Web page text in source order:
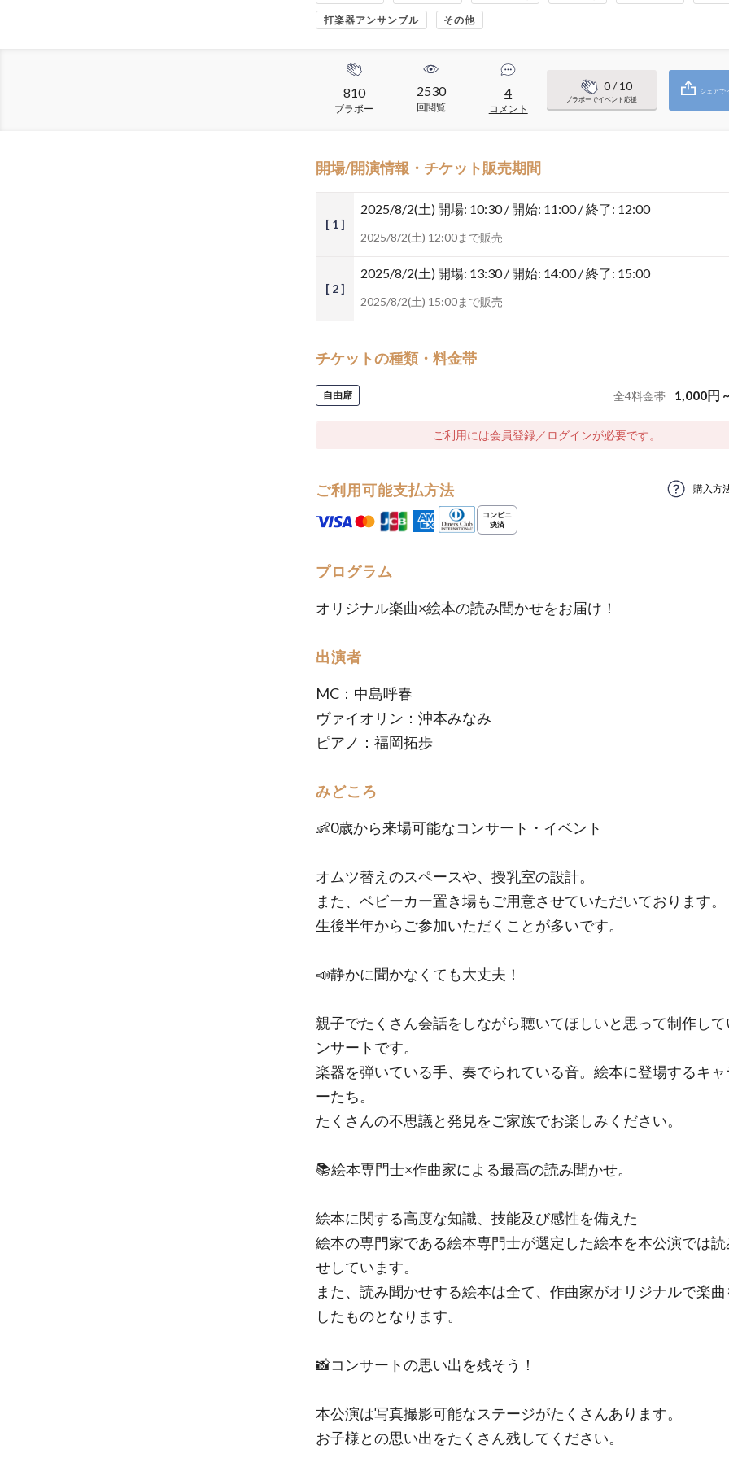
打楽器アンサンブル その他
810
ブラボー
2530
回閲覧
4
コメント
0/ 10
ブラボーでイベント応援
シェアで
開場/開演情報・チケット販売期間
[ 1 ]
2025/8/2(土) 開場: 10:30 / 開始: 11:00 / 終了: 12:00
2025/8/2(土) 12:00まで販売
[ 2 ]
2025/8/2(土) 開場: 13:30 / 開始: 14:00 / 終了: 15:00
2025/8/2(土) 15:00まで販売
チケットの種類・料金帯
自由席 全4料金帯 1,000円 ~
ご利用には会員登録／ログインが必要です。
ご利用可能支払方法 購入方
プログラム
オリジナル楽曲×絵本の読み聞かせをお届け！
出演者
MC：中島呼春
ヴァイオリン：沖本みなみ
ピアノ：福岡拓歩
みどころ
👶0歳から来場可能なコンサート・イベント
オムツ替えのスペースや、授乳室の設計。
また、ベビーカー置き場もご用意させていただいております。
生後半年からご参加いただくことが多いです。
📣静かに聞かなくても大丈夫！
親子でたくさん会話をしながら聴いてほしいと思って制作して
ンサートです。
楽器を弾いている手、奏でられている音。絵本に登場するキャ
ーたち。
たくさんの不思議と発見をご家族でお楽しみください。
📚絵本専門士×作曲家による最高の読み聞かせ。
絵本に関する高度な知識、技能及び感性を備えた
絵本の専門家である絵本専門士が選定した絵本を本公演では
せしています。
また、読み聞かせする絵本は全て、作曲家がオリジナルで楽
したものとなります。
📸コンサートの思い出を残そう！
本公演は写真撮影可能なステージがたくさんあります。
お子様との思い出をたくさん残してください。